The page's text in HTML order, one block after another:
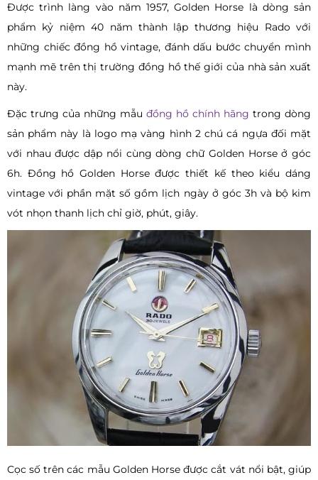
Được trình làng vào năm 1957, Golden Horse là dòng sản
phẩm kỷ niệm 40 năm thành lập thương hiệu Rado với
những chiếc đồng hồ vintage, đánh dấu bước chuyển mình
mạnh mẽ trên thị trường đồng hồ thế giới của nhà sản xuất
này.
Đặc trưng của những mẫu đồng hồ chính hãng trong dòng
sản phẩm này là logo mạ vàng hình 2 chú cá ngựa đối mặt
với nhau được dập nổi cùng dòng chữ Golden Horse ở góc
6h. Đồng hồ Golden Horse được thiết kế theo kiểu dáng
vintage với phần mặt số gồm lịch ngày ở góc 3h và bộ kim
vót nhọn thanh lịch chỉ giờ, phút, giây.
Cọc số trên các mẫu Golden Horse được cắt vát nổi bật, giúp